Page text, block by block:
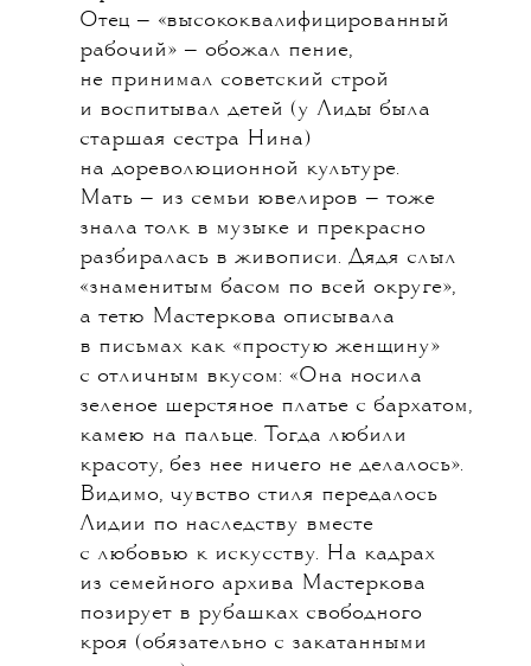
Отец — «высококвалифицированный
рабочий» — обожал пение,
не принимал советский строй
и воспитывал детей (у Лиды была
старшая сестра Нина)
на дореволюционной культуре.
Мать — из семьи ювелиров — тоже
знала толк в музыке и прекрасно
разбиралась в живописи. Дядя слыл
«знаменитым басом по всей округе»,
а тетю Мастеркова описывала
в письмах как «простую женщину»
с отличным вкусом: «Она носила
зеленое шерстяное платье с бархатом,
камею на пальце. Тогда любили
красоту, без нее ничего не делалось».
Видимо, чувство стиля передалось
Лидии по наследству вместе
с любовью к искусству. На кадрах
из семейного архива Мастеркова
позирует в рубашках свободного
кроя (обязательно с закатанными